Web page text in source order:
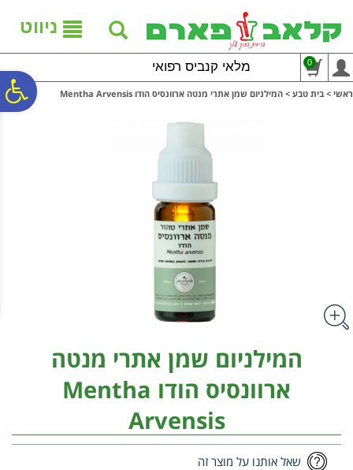
נגישות
אתר
המרכזי
ניווט
מלאי קנביס רפואי 0
ראשי > בית טבע > המילניום שמן אתרי מנטה ארוונסיס הודו Mentha Arvensis
המילניום שמן אתרי מנטה
ארוונסיס הודו Mentha
Arvensis
שאל אותנו על מוצר זה